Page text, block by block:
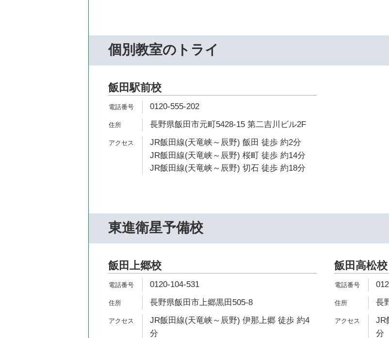
個別教室のトライ
飯田駅前校
0120-555-202
長野県飯田市元町5428-15 第二吉川ビル2F
JR飯田線(天竜峡～辰野) 飯田 徒歩 約2分
JR飯田線(天竜峡～辰野) 桜町 徒歩 約14分
JR飯田線(天竜峡～辰野) 切石 徒歩 約18分
東進衛星予備校
飯田上郷校
0120-104-531
長野県飯田市上郷黒田505-8
JR飯田線(天竜峡～辰野) 伊那上郷 徒歩 約4
分
飯田高松校
長
JR
分